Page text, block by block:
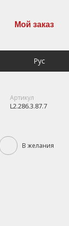
Мой заказ
Рус
Артикул
L2.286.3.87.7
В желания